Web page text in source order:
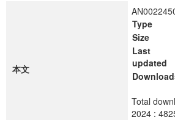
本文
Type
Size
Last
updated
Total
2024 :